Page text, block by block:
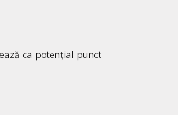
ca potențial punct